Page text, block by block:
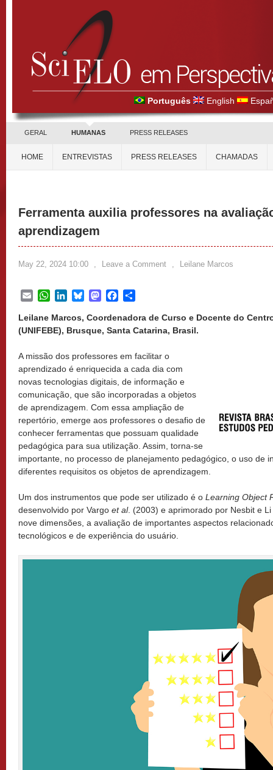
Português English
GERAL HUMANAS PRESS RELEASES
HOME ENTREVISTAS PRESS RELEASES CHAMADAS
Ferramenta auxilia professores na
aprendizagem
May 22, 2024 10:00 , Leave a Comment , Leilane Marcos
EmailWhatsApp
LinkedInBlueskyMastodonFacebook
Leilane Marcos, Coordenadora de Curso e Docente do
(UNIFEBE), Brusque, Santa Catarina, Brasil.
A missão dos professores em facilitar o
aprendizado é enriquecida a cada dia com
novas tecnologias digitais, de informação e
comunicação, que são incorporadas a objetos
de aprendizagem. Com essa ampliação de
repertório, emerge aos professores o desafio de
conhecer ferramentas que possuam qualidade
pedagógica para sua utilização. Assim, torna-se
importante, no processo de planejamento pedagógico, o uso de
diferentes requisitos os objetos de aprendizagem.
Um dos instrumentos que pode ser utilizado é o Learning Object
desenvolvido por Vargo et al. (2003) e aprimorado por Nesbit e
nove dimensões, a avaliação de importantes aspectos
tecnológicos e de experiência do usuário.